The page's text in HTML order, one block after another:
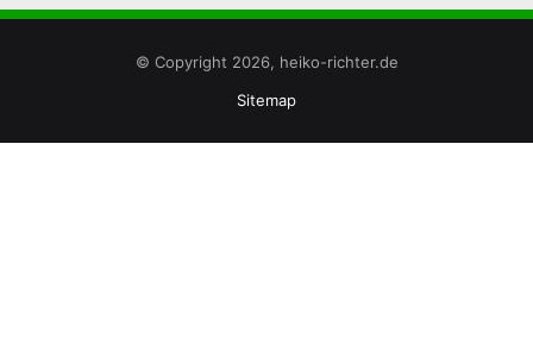
© Copyright 2026, heiko-richter.de
Sitemap